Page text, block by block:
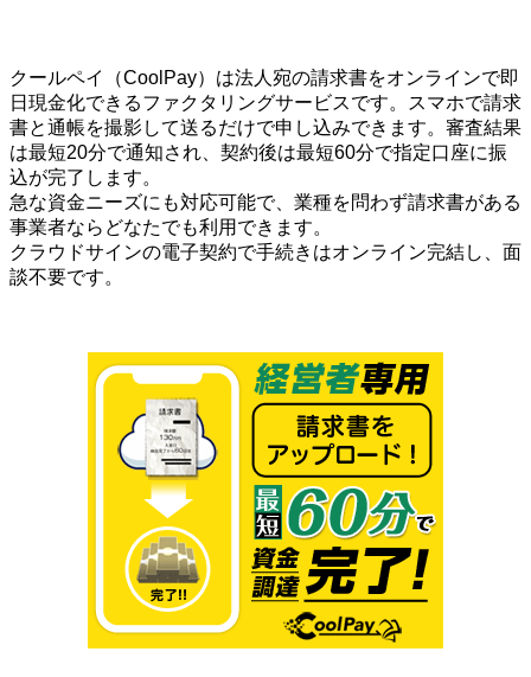
クールペイ（CoolPay）は法人宛の請求書をオンラインで即
日現金化できるファクタリングサービスです。スマホで請求
書と通帳を撮影して送るだけで申し込みできます。審査結果
は最短20分で通知され、契約後は最短60分で指定口座に振
込が完了します。
急な資金ニーズにも対応可能で、業種を問わず請求書がある
事業者ならどなたでも利用できます。
クラウドサインの電子契約で手続きはオンライン完結し、面
談不要です。